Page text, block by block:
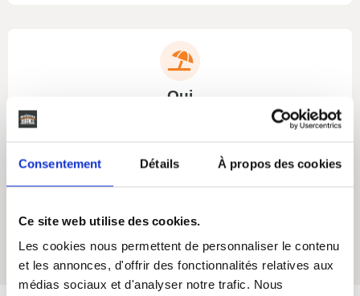
Consentement Détails À propos des cookies
Ce site web utilise des cookies.
Les cookies nous permettent de personnaliser le contenu
et les annonces, d'offrir des fonctionnalités relatives aux
médias sociaux et d'analyser notre trafic. Nous
Oui
Oui
Cellier